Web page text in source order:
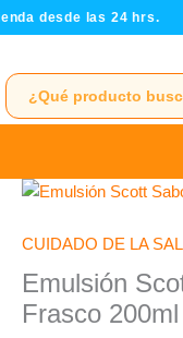
Ir
al
desde las 24 hrs.
CUIDADO DE LA
Emulsión
Frasco 200ml
Emulsión
Sabor
-
Frasco
200ml